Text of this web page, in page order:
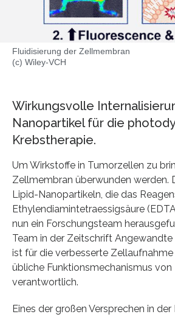
Fluidisierung der Zellmembran
(c) Wiley-VCH
Wirkungsvolle
Nanopartikel für die
Krebstherapie.
Um Wirkstoffe in Tumorzellen zu
Zellmembran überwunden werden.
Lipid-Nanopartikeln, die das
Ethylendiamintetraessigsäure
nun ein Forschungsteam
Team in der Zeitschrift
ist für die verbesserte
übliche Funktionsmechanismus von
verantwortlich.
Eines der großen Versprechen in